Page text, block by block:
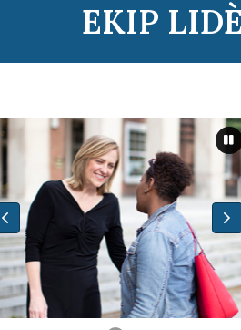
EKIP